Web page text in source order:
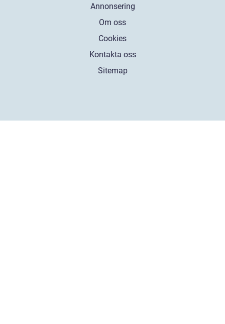
Annonsering
Om oss
Cookies
Kontakta oss
Sitemap